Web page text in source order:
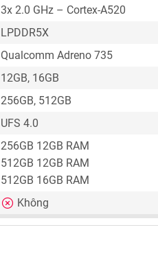
3x 2.0 GHz – Cortex-A520
LPDDR5X
Qualcomm Adreno 735
12GB, 16GB
256GB, 512GB
UFS 4.0
256GB 12GB RAM
512GB 12GB RAM
512GB 16GB RAM
Không